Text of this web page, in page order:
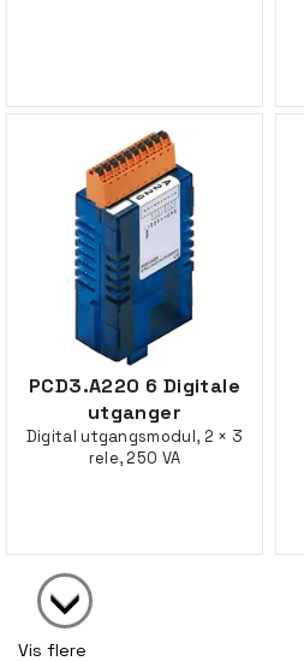
PCD3.A220 6 Digitale
utganger
Digital utgangsmodul, 2 × 3
rele, 250 VA
Vis flere